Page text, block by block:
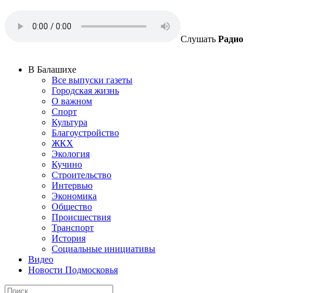
Слушать Радио
В Балашихе
Все выпуски газеты
Городская жизнь
О важном
Спорт
Культура
Благоустройство
ЖКХ
Экология
Кучино
Строительство
Интервью
Экономика
Общество
Происшествия
Транспорт
История
Социальные инициативы
Видео
Новости Подмосковья